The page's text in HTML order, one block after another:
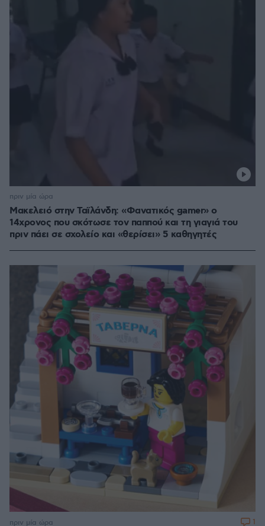
Μακελειό στην Ταϊλάνδη: «Φανατικός gamer» ο
14χρονος που σκότωσε τον παππού και τη γιαγιά του
πριν πάει σε σχολείο και «θερίσει» 5 καθηγητές
πριν μία ώρα
πριν μία ώρα 1